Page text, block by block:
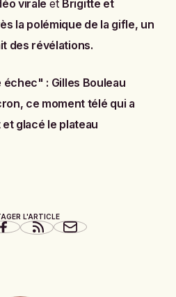
virale et Brigitte et
la polémique de la gifle, un
des révélations.
: Gilles Bouleau
ce moment télé qui a
glacé le plateau
L'ARTICLE